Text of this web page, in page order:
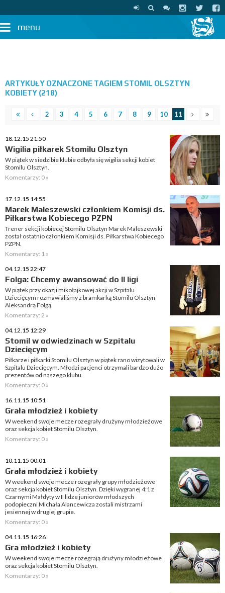
menu
ARTYKUŁY OZNACZONE TAGIEM STOMIL OLSZTYN
KOBIETY (218)
2 3 4 5 6 7 8 9 10 11
18.12.15 21:50
Wigilia piłkarek Stomilu Olsztyn
W piątek w siedzibie klubie odbyła się wigilia sekcji kobiet
Stomilu Olsztyn.
Komentarzy: 0 »
17.12.15 14:55
Marek Maleszewski członkiem Komisji ds.
Piłkarstwa Kobiecego PZPN
Trener sekcji kobiecej Stomilu Olsztyn Marek Maleszewski
został ostatnio członkiem Komisji ds. Piłkarstwa Kobiecego
PZPN.
Komentarzy: 1 »
04.12.15 22:47
Folga: Chcemy awansować do II ligi
W piątek przy okazji mikołajkowej akcji w Szpitalu
Dziecięcym rozmawialiśmy z bramkarką Stomilu Olsztyn
Aleksandrą Folgą.
Komentarzy: 2 »
04.12.15 12:29
Stomil w odwiedzinach w Szpitalu
Dziecięcym
Piłkarze i piłkarki Stomilu Olsztyn w piątek rano wizytowali w
Szpitalu Dziecięcym. Młodzi pacjenci otrzymali bardzo dużo
prezentów od naszego klubu.
Komentarzy: 0 »
16.11.15 10:51
Grała młodzież i kobiety
W weekend swoje mecze rozegrały drużyny młodzieżowe
oraz sekcja kobiet Stomilu Olsztyn.
Komentarzy: 0 »
10.11.15 00:01
Grała młodzież i kobiety
W weekend swoje mecze rozegrały grupy młodzieżowe
oraz sekcja kobiet Stomilu Olsztyn. Dzięki wygranej 4:1 z
Czarnymi Małdyty w II lidze juniorów młodszych
podopieczni Michała Alancewicza zostali mistrzami
jesiennej w drugiej grupie.
Komentarzy: 0 »
04.11.15 16:26
Gra młodzież i kobiety
W weekend swoje mecze rozegrają drużyny młodzieżowe
oraz sekcja kobiet Stomilu Olsztyn.
Komentarzy: 0 »